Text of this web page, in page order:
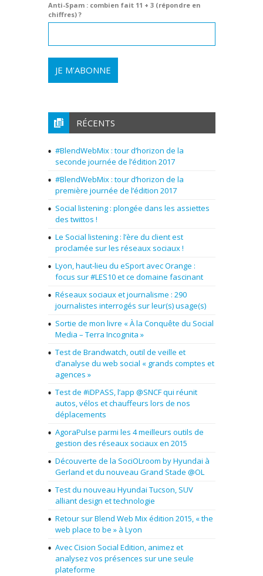
Anti-Spam : combien fait 11 + 3 (répondre en
chiffres) ?
RÉCENTS
#BlendWebMix : tour d’horizon de la
seconde journée de l’édition 2017
#BlendWebMix : tour d’horizon de la
première journée de l’édition 2017
Social listening : plongée dans les assiettes
des twittos !
Le Social listening : l’ère du client est
proclamée sur les réseaux sociaux !
Lyon, haut-lieu du eSport avec Orange :
focus sur #LES10 et ce domaine fascinant
Réseaux sociaux et journalisme : 290
journalistes interrogés sur leur(s) usage(s)
Sortie de mon livre « À la Conquête du Social
Media – Terra Incognita »
Test de Brandwatch, outil de veille et
d’analyse du web social « grands comptes et
agences »
Test de #iDPASS, l’app @SNCF qui réunit
autos, vélos et chauffeurs lors de nos
déplacements
AgoraPulse parmi les 4 meilleurs outils de
gestion des réseaux sociaux en 2015
Découverte de la SociOLroom by Hyundai à
Gerland et du nouveau Grand Stade @OL
Test du nouveau Hyundai Tucson, SUV
alliant design et technologie
Retour sur Blend Web Mix édition 2015, « the
web place to be » à Lyon
Avec Cision Social Edition, animez et
analysez vos présences sur une seule
plateforme